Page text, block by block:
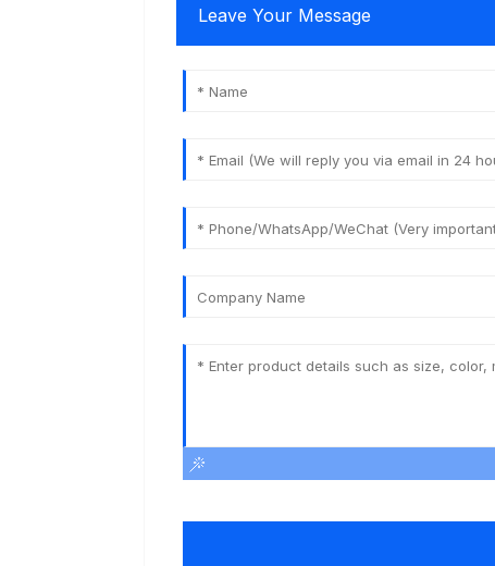
Leave Your Message